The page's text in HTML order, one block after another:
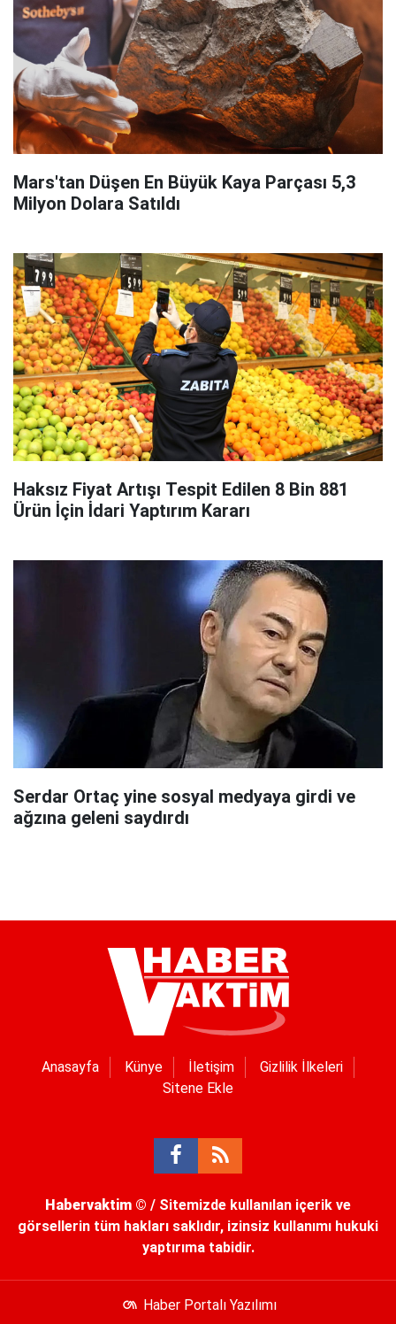
Mars'tan Düşen En Büyük Kaya Parçası 5,3
Milyon Dolara Satıldı
Haksız Fiyat Artışı Tespit Edilen 8 Bin 881
Ürün İçin İdari Yaptırım Kararı
Serdar Ortaç yine sosyal medyaya girdi ve
ağzına geleni saydırdı
Anasayfa Künye İletişim
Gizlilik İlkeleri
Sitene Ekle
Habervaktim © / Sitemizde kullanılan içerik ve
görsellerin tüm hakları saklıdır, izinsiz kullanımı hukuki
yaptırıma tabidir.
Haber Portalı Yazılımı